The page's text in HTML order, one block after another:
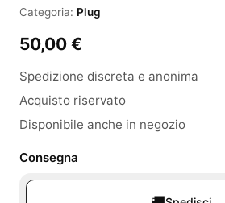
Categoria: Plug
50,00 €
Spedizione discreta e anonima
Acquisto riservato
Disponibile anche in negozio
Consegna